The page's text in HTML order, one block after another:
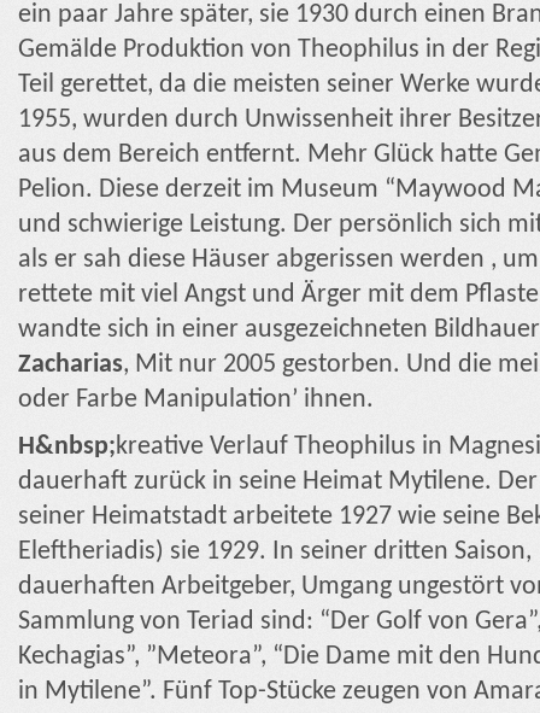
ein paar Jahre später, sie 1930 durch einen
Gemälde Produktion von Theophilus in der
Teil gerettet, da die meisten seiner Werke
1955, wurden durch Unwissenheit ihrer
aus dem Bereich entfernt. Mehr Glück hatte
Pelion. Diese derzeit im Museum “Maywood
und schwierige Leistung. Der persönlich sich
als er sah diese Häuser abgerissen werden ,
rettete mit viel Angst und Ärger mit dem
wandte sich in einer ausgezeichneten
Zacharias, Mit nur 2005 gestorben. Und die
oder Farbe Manipulation’ ihnen.
Η&nbsp;kreative Verlauf Theophilus in
dauerhaft zurück in seine Heimat Mytilene.
seiner Heimatstadt arbeitete 1927 wie seine
Eleftheriadis) sie 1929. In seiner dritten
dauerhaften Arbeitgeber, Umgang ungestört
Sammlung von Teriad sind: “Der Golf von
Kechagias”, ”Meteora”, “Die Dame mit den
in Mytilene”. Fünf Top-Stücke zeugen von